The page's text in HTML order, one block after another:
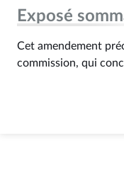
Exposé
Cet amendement
commission, qui